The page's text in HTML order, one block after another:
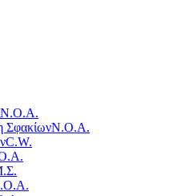
Ν.Ο.Α.
ΣφακίωνΝ.Ο.Α.
C.W.